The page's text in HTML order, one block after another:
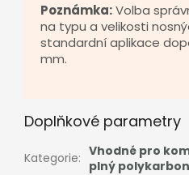
Poznámka:Volba
na typu a velikosti
standardní aplikace
mm.
Doplňkové parametry
Kategorie: Vhodné pro
plný